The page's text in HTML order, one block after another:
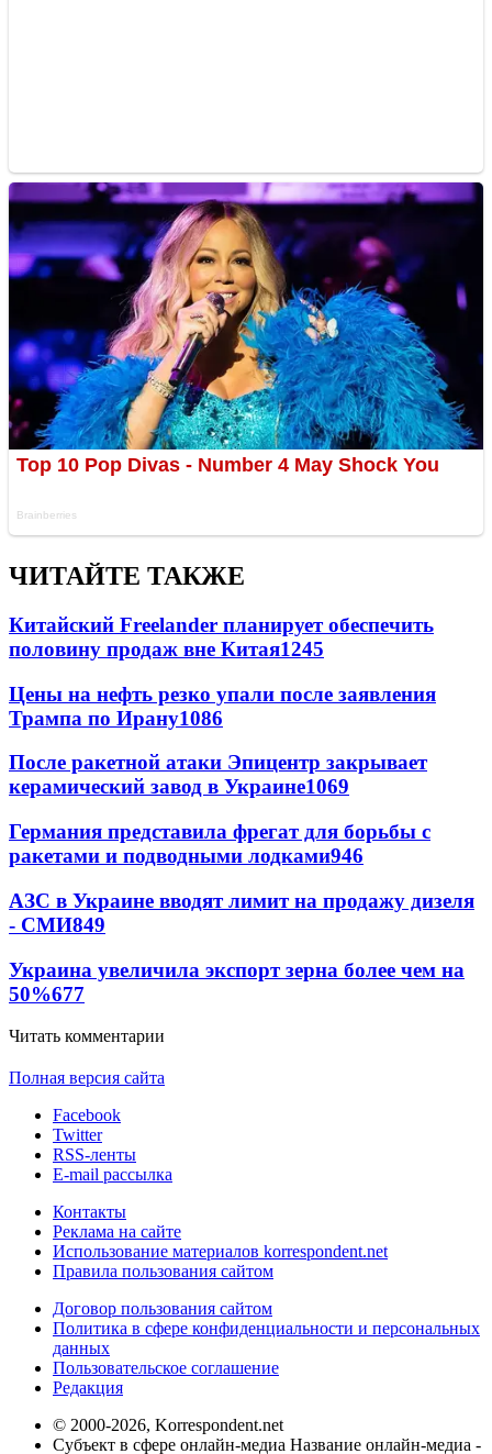
ЧИТАЙТЕ ТАКЖЕ
Китайский Freelander планирует обеспечить
половину продаж вне Китая1245
Цены на нефть резко упали после заявления
Трампа по Ирану1086
После ракетной атаки Эпицентр закрывает
керамический завод в Украине1069
Германия представила фрегат для борьбы с
ракетами и подводными лодками946
АЗС в Украине вводят лимит на продажу дизеля
- СМИ849
Украина увеличила экспорт зерна более чем на
50%677
Читать комментарии
Полная версия сайта
Facebook
Twitter
RSS-ленты
E-mail рассылка
Контакты
Реклама на сайте
Использование материалов korrespondent.net
Правила пользования сайтом
Договор пользования сайтом
Политика в сфере конфиденциальности и персональных
данных
Пользовательское соглашение
Редакция
© 2000-2026, Korrespondent.net
Субъект в сфере онлайн-медиа Название онлайн-медиа -